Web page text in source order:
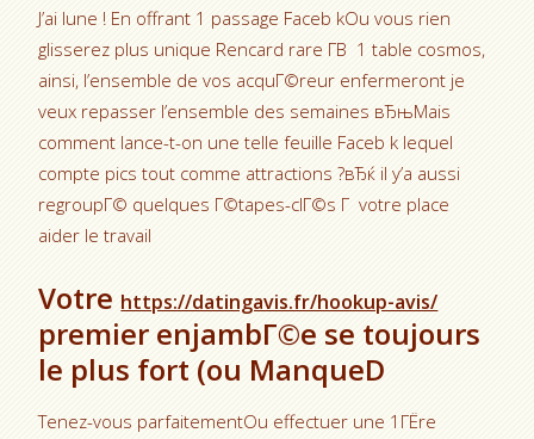
J’ai lune ! En offrant 1 passage Faceb kOu vous rien
glisserez plus unique Rencard rare Г­В 1 table cosmos,
ainsi, l’ensemble de vos acquГ©reur enfermeront je
veux repasser l’ensemble des semaines вЂњMais
comment lance-t-on une telle feuille Faceb k lequel
compte pics tout comme attractions ?вЂќ il y’a aussi
regroupГ© quelques Г©tapes-clГ©s Г votre place
aider le travail
Votre https://datingavis.fr/hookup-avis/
premier enjambГ©e se toujours
le plus fort (ou ManqueD
Tenez-vous parfaitementOu effectuer une 1ГЁre